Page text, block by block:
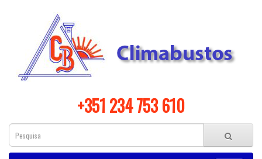
+351 234 753 610